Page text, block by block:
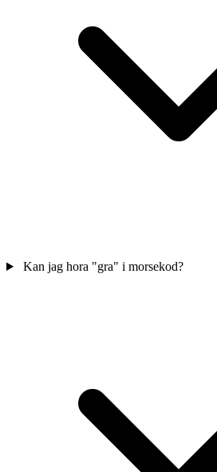
Kan jag hora "gra" i morsekod?